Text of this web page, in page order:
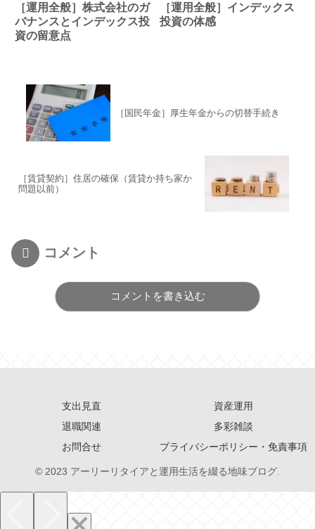
［運用全般］株式会社のガ
バナンスとインデックス投
資の留意点
［運用全般］インデックス
投資の体感
［国民年金］厚生年金からの切替手続き
［賃貸契約］住居の確保（賃貸か持ち家か
問題以前）
コメント
コメントを書き込む
支出見直
資産運用
退職関連
多彩雑談
お問合せ
プライバシーポリシー・免責事項
© 2023 アーリーリタイアと運用生活を綴る地味ブログ.